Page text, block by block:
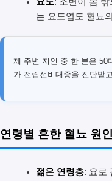
는 요도염도 혈뇨
제 주변 지인 중 한 분은 50
가 전립선비대증을 진단받
연령별 흔한 혈뇨 원인
젊은 연령층: 요로